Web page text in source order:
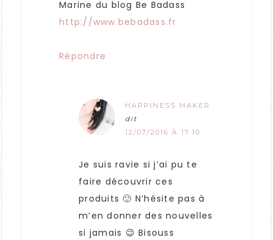
Marine du blog Be Badass
http://www.bebadass.fr
Répondre
HAPPINESS MAKER
dit
12/07/2016 À 17:10
Je suis ravie si j’ai pu te
faire découvrir ces
produits 🙂 N’hésite pas à
m’en donner des nouvelles
si jamais 😉 Bisouss